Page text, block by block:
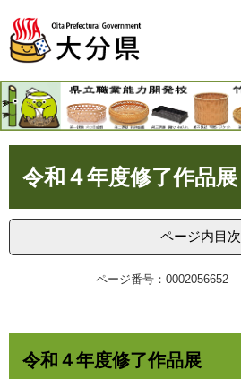
ジ
先
頭
で
ュ
を
飛
ば
へ
.
令和４年度修了作品展
ページ内目次
ページ番号：0002056652
令和４年度修了作品展